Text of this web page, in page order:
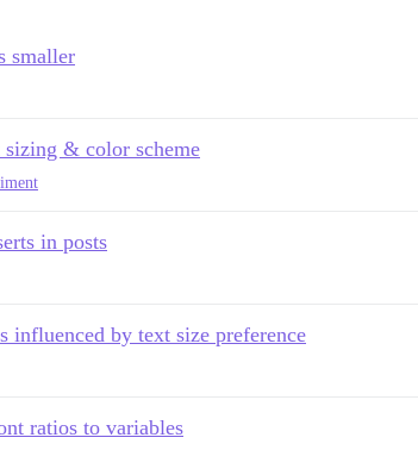
smaller
& color scheme
in posts
influenced by text size preference
ratios to variables